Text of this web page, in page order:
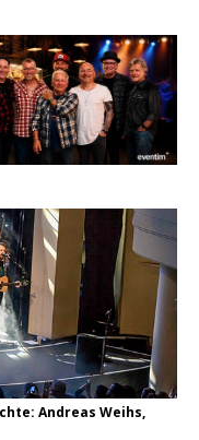
Shaboozey im Fokus
Hillbillies
„Better Days
Country.de erreicht
Andreas Weihs,